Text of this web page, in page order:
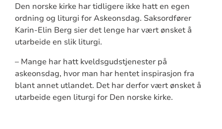
Den norske kirke har tidligere ikke hatt en egen
ordning og liturgi for Askeonsdag. Saksordfører
Karin-Elin Berg sier det lenge har vært ønsket å
utarbeide en slik liturgi.
– Mange har hatt kveldsgudstjenester på
askeonsdag, hvor man har hentet inspirasjon fra
blant annet utlandet. Det har derfor vært ønsket å
utarbeide egen liturgi for Den norske kirke.